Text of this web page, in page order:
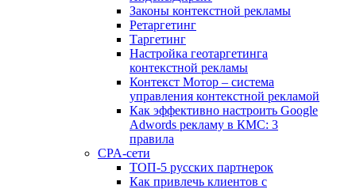
Законы контекстной рекламы
Ретаргетинг
Таргетинг
Настройка геотаргетинга
контекстной рекламы
Контекст Мотор – система
управления контекстной рекламой
Как эффективно настроить Google
Adwords рекламу в КМС: 3
правила
CPA-сети
ТОП-5 русских партнерок
Как привлечь клиентов с